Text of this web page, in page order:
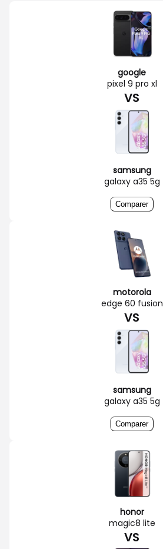
google
pixel 9 pro xl
VS
samsung
galaxy a35 5g
Comparer
motorola
edge 60 fusion
VS
samsung
galaxy a35 5g
Comparer
honor
magic8 lite
VS